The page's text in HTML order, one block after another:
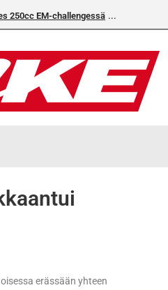
250cc EM-challengessä
erässään yhteen